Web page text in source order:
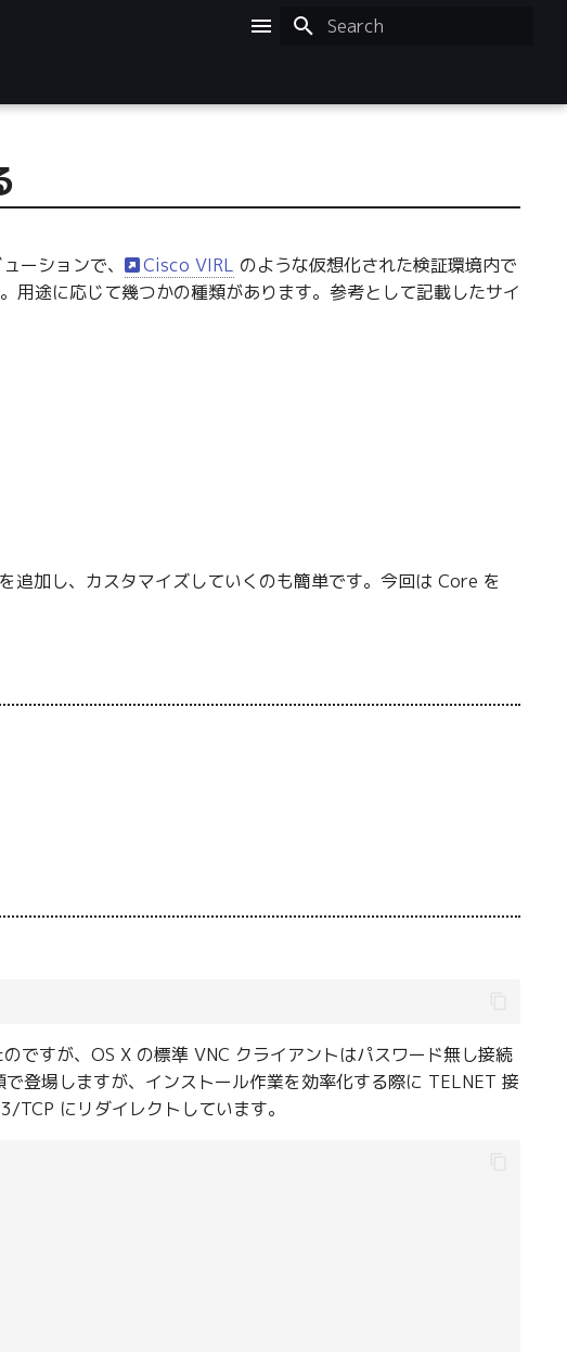
ーションで、 Cisco VIRL のような仮想化された検証環境内で
途に応じて幾つかの種類があります。参考として記載したサイ
加し、カスタマイズしていくのも簡単です。今回は Core を
ですが、OS X の標準 VNC クライアントはパスワード無し接続
登場しますが、インストール作業を効率化する際に TELNET 接
にリダイレクトしています。